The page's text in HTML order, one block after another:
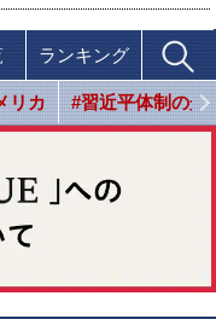
ランキング
リカ #習近平体制の光